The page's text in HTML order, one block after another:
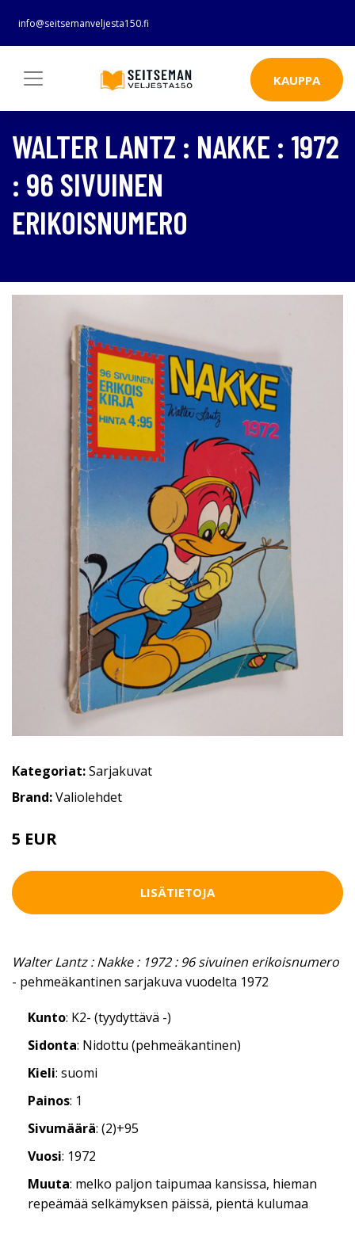
info@seitsemanveljesta150.fi
KAUPPA
WALTER LANTZ : NAKKE : 1972
: 96 SIVUINEN
ERIKOISNUMERO
Kategoriat:Sarjakuvat
Brand:Valiolehdet
5 EUR
LISÄTIETOJA
Walter Lantz : Nakke : 1972 : 96 sivuinen erikoisnumero
- pehmeäkantinen sarjakuva vuodelta 1972
Kunto: K2- (tyydyttävä -)
Sidonta: Nidottu (pehmeäkantinen)
Kieli: suomi
Painos: 1
Sivumäärä: (2)+95
Vuosi: 1972
Muuta: melko paljon taipumaa kansissa, hieman
repeämää selkämyksen päissä, pientä kulumaa